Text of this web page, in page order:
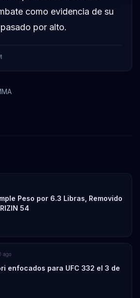
como evidencia de su
por alto.
Peso por 6.3 Libras, Removido
54
ago
enfocados para UFC 332 el 3 de